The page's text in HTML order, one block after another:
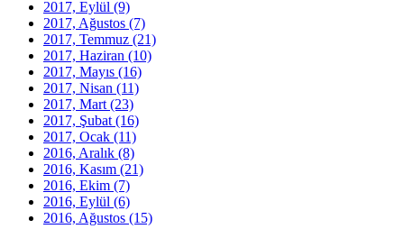
2017, Eylül (9)
2017, Ağustos (7)
2017, Temmuz (21)
2017, Haziran (10)
2017, Mayıs (16)
2017, Nisan (11)
2017, Mart (23)
2017, Şubat (16)
2017, Ocak (11)
2016, Aralık (8)
2016, Kasım (21)
2016, Ekim (7)
2016, Eylül (6)
2016, Ağustos (15)